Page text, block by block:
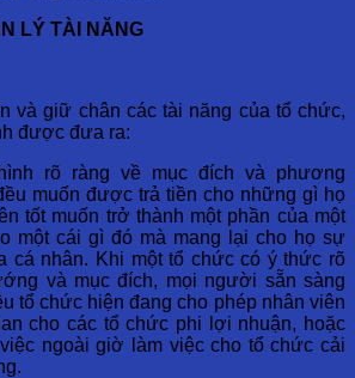
LÝ TÀI NĂNG
và giữ chân các tài năng của tổ chức,
được đưa ra:
rõ ràng về mục đích và phương
muốn được trả tiền cho những gì họ
tốt muốn trở thành một phần của một
một cái gì đó mà mang lại cho họ sự
cá nhân. Khi một tổ chức có ý thức rõ
và mục đích, mọi người sẵn sàng
tổ chức hiện đang cho phép nhân viên
cho các tổ chức phi lợi nhuận, hoặc
ngoài giờ làm việc cho tổ chức cải